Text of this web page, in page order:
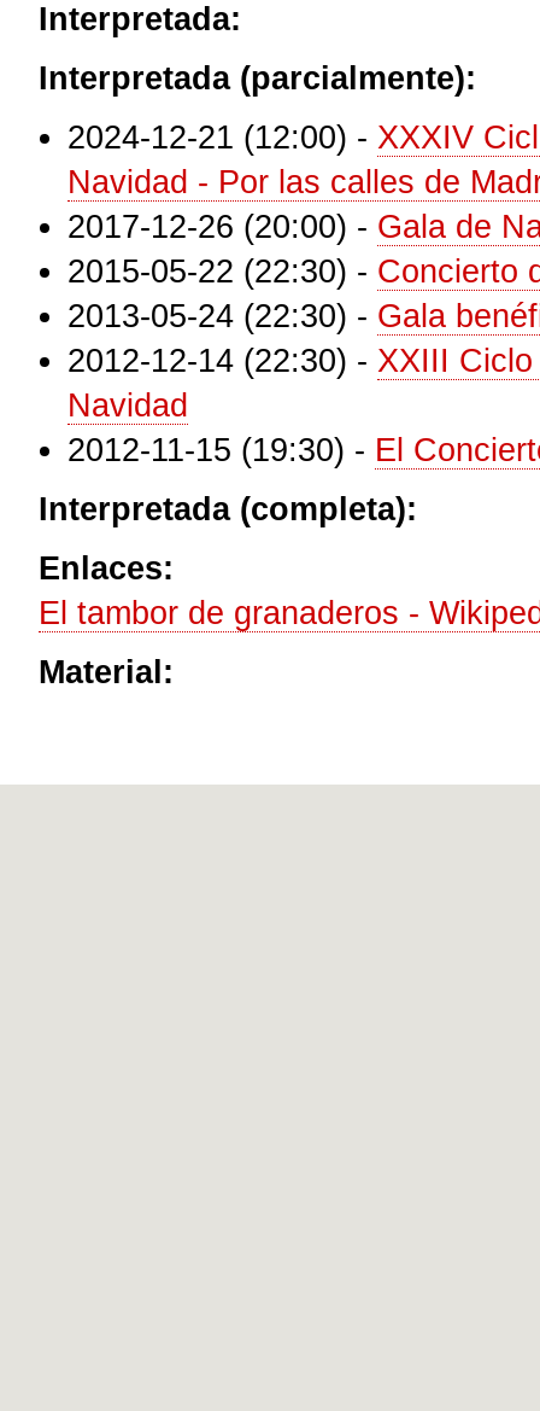
Interpretada:
Interpretada (parcialmente):
2024-12-21 (12:00) - XXXIV
Navidad - Por las calles de
2017-12-26 (20:00) - Gala de
2015-05-22 (22:30) - Concierto
2013-05-24 (22:30) - Gala
2012-12-14 (22:30) - XXIII
Navidad
2012-11-15 (19:30) - El
Interpretada (completa):
Enlaces:
El tambor de granaderos -
Material: